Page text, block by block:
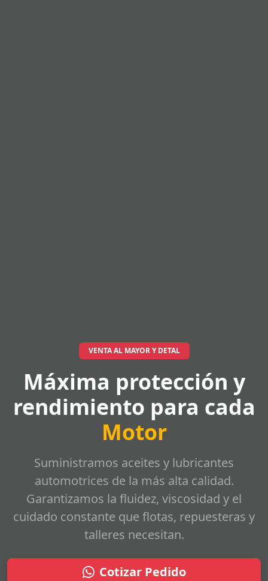
VENTA AL MAYOR Y DETAL
Máxima protección y
rendimiento para cada
Motor
Suministramos aceites y lubricantes
automotrices de la más alta calidad.
Garantizamos la fluidez, viscosidad y el
cuidado constante que flotas, repuesteras y
talleres necesitan.
Cotizar Pedido